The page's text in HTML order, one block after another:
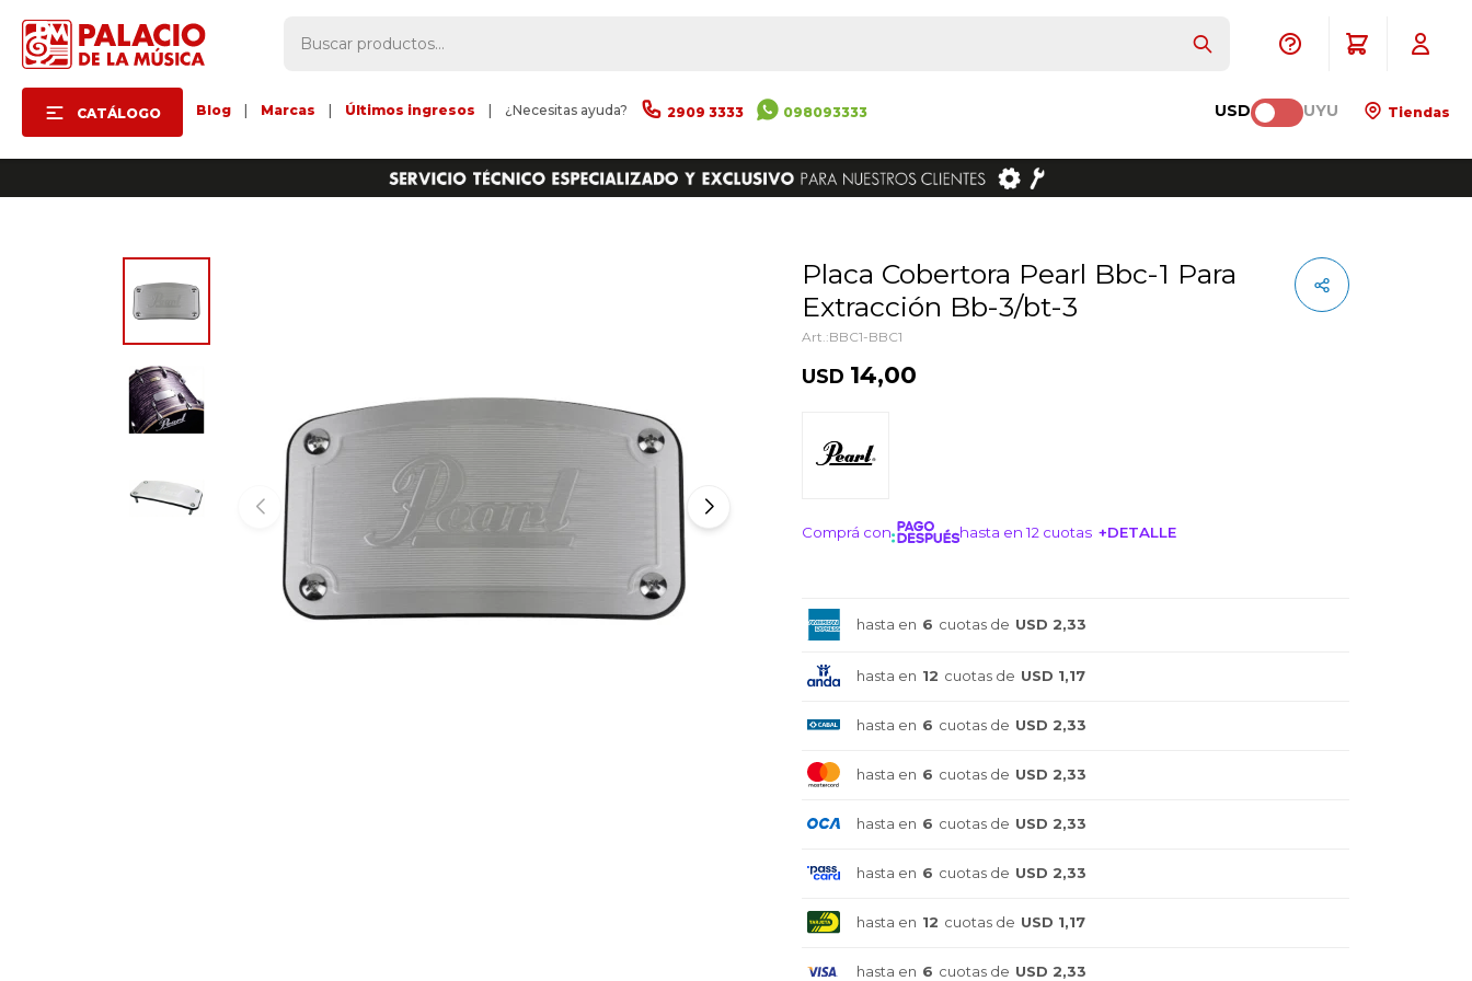
CATÁLOGO Blog Marcas Últimos ingresos ¿Necesitas ayuda? 2909 3333 098093333 USD UYU Tiendas
Placa Cobertora Pearl Bbc-1 Para
Extracción Bb-3/bt-3
BBC1-BBC1
USD 14,00
Comprá con hasta en 12 cuotas +DETALLE
hasta en 6 cuotas de USD 2,33
hasta en 12 cuotas de USD 1,17
hasta en 6 cuotas de USD 2,33
hasta en 6 cuotas de USD 2,33
hasta en 6 cuotas de USD 2,33
hasta en 6 cuotas de USD 2,33
hasta en 12 cuotas de USD 1,17
hasta en 6 cuotas de USD 2,33